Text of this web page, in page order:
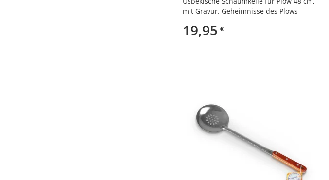
mit Gravur. Geheimnisse des Plows
19,95 €